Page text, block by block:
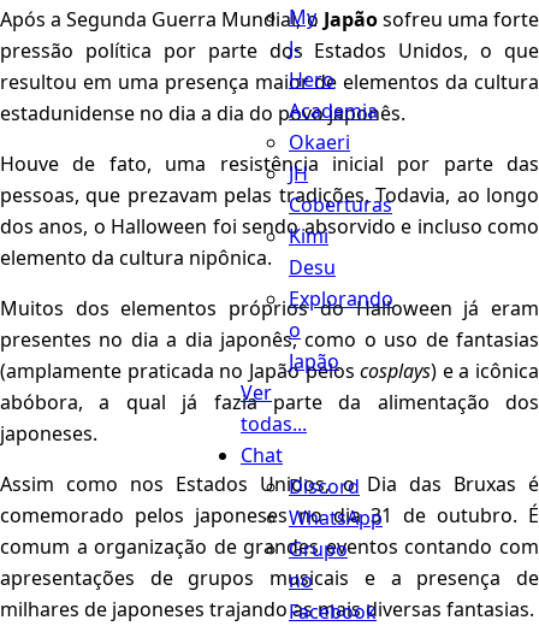
My
J-
Hero
Academia
Okaeri
JH
Coberturas
Kimi
Desu
Explorando
o
Japão
Ver
todas...
Chat
Discord
WhatsApp
Grupo
no
Facebook
Após a Segunda Guerra Mundial, o Japãosofreu uma forte
pressão política por parte dos Estados Unidos, o que
resultou em uma presença maior de elementos da cultura
estadunidense no dia a dia do povo japonês.
Houve de fato, uma resistência inicial por parte das
pessoas, que prezavam pelas tradições. Todavia, ao longo
dos anos, o Halloween foi sendo absorvido e incluso como
elemento da cultura nipônica.
Muitos dos elementos próprios do Halloween já eram
presentes no dia a dia japonês, como o uso de fantasias
(amplamente praticada no Japão peloscosplays) e a icônica
abóbora, a qual já fazia parte da alimentação dos
japoneses.
Assim como nos Estados Unidos, o Dia das Bruxas é
comemorado pelos japoneses no dia 31 de outubro. É
comum a organização de grandes eventos contando com
apresentações de grupos musicais e a presença de
milhares de japoneses trajando as mais diversas fantasias.